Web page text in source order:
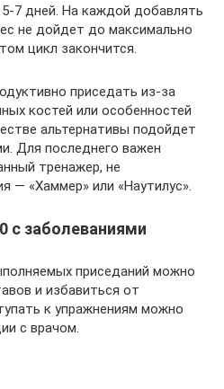
5-7 дней. На каждой добавлять
не дойдет до максимально
цикл закончится.
приседать из-за
костей или особенностей
альтернативы подойдет
Для последнего важен
тренажер, не
— «Хаммер» или «Наутилус».
с заболеваниями
приседаний можно
и избавиться от
к упражнениям можно
с врачом.